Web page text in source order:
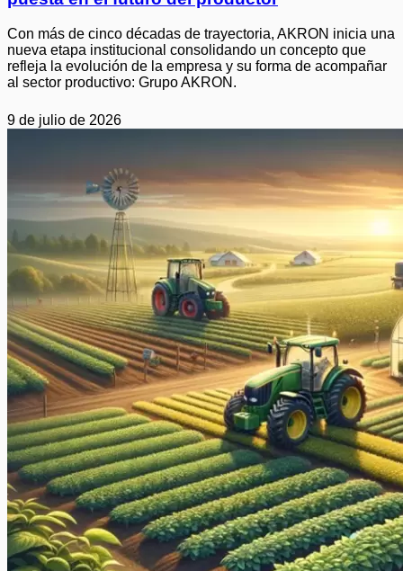
Con más de cinco décadas de trayectoria, AKRON inicia una
nueva etapa institucional consolidando un concepto que
refleja la evolución de la empresa y su forma de acompañar
al sector productivo: Grupo AKRON.
9 de julio de 2026